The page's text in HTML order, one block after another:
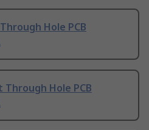
Hole PCB
Through Hole PCB